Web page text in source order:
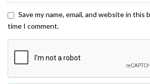
Save my name, email, and website in
time I comment.